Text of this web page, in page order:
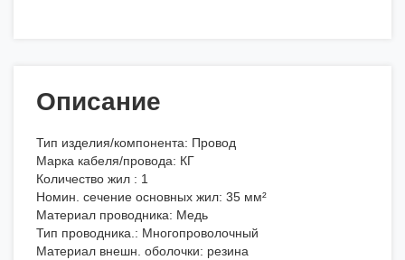
Описание
Тип изделия/компонента: Провод
Марка кабеля/провода: КГ
Количество жил : 1
Номин. сечение основных жил: 35 мм²
Материал проводника: Медь
Тип проводника.: Многопроволочный
Материал внешн. оболочки: резина